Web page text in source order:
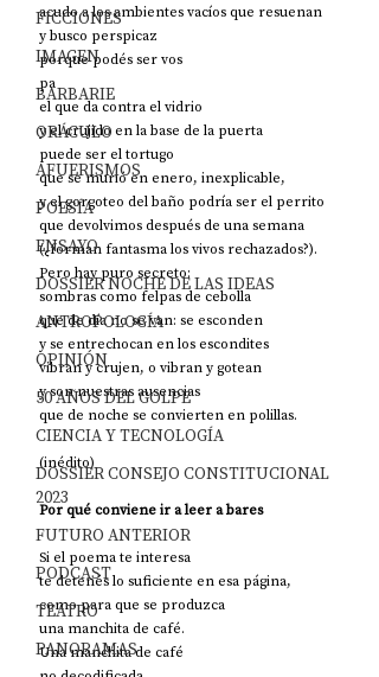
FICCIONES
IMAGEN
BARBARIE
ORÁCULO
AFUERISMOS
POESÍA
ENSAYO
DOSSIER NOCHE DE LAS IDEAS
ANTROPOLOGÍA
OPINIÓN
50 AÑOS DEL GOLPE
CIENCIA Y TECNOLOGÍA
DOSSIER CONSEJO CONSTITUCIONAL
2023
FUTURO ANTERIOR
PODCAST
TEATRO
PANORAMAS
acudo a los ambientes vacíos que resuenan
y busco perspicaz
porque podés ser vos
pa
el que da contra el vidrio
y el crujido en la base de la puerta
puede ser el tortugo
que se murió en enero, inexplicable,
y el gorgoteo del baño podría ser el perrito
que devolvimos después de una semana
(¿forman fantasma los vivos rechazados?).
Pero hay puro secreto:
sombras como felpas de cebolla
que de día no se van: se esconden
y se entrechocan en los escondites
vibran y crujen, o vibran y gotean
y son nuestras ausencias
que de noche se convierten en polillas.
(inédito)
Por qué conviene ir a leer a bares
Si el poema te interesa
te detenés lo suficiente en esa página,
como para que se produzca
una manchita de café.
Una manchita de café